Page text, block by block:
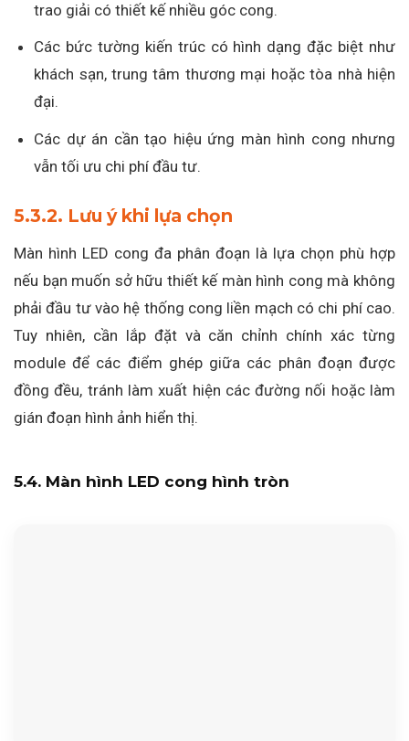
trao giải có thiết kế nhiều góc cong.
Các bức tường kiến trúc có hình dạng đặc biệt như
khách sạn, trung tâm thương mại hoặc tòa nhà hiện
đại.
Các dự án cần tạo hiệu ứng màn hình cong nhưng
vẫn tối ưu chi phí đầu tư.
5.3.2. Lưu ý khi lựa chọn
Màn hình LED cong đa phân đoạn là lựa chọn phù hợp
nếu bạn muốn sở hữu thiết kế màn hình cong mà không
phải đầu tư vào hệ thống cong liền mạch có chi phí cao.
Tuy nhiên, cần lắp đặt và căn chỉnh chính xác từng
module để các điểm ghép giữa các phân đoạn được
đồng đều, tránh làm xuất hiện các đường nối hoặc làm
gián đoạn hình ảnh hiển thị.
5.4. Màn hình LED cong hình tròn